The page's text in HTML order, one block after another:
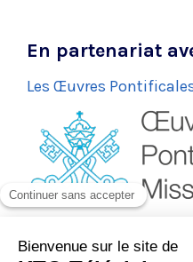
En partenariat
Les Œuvres